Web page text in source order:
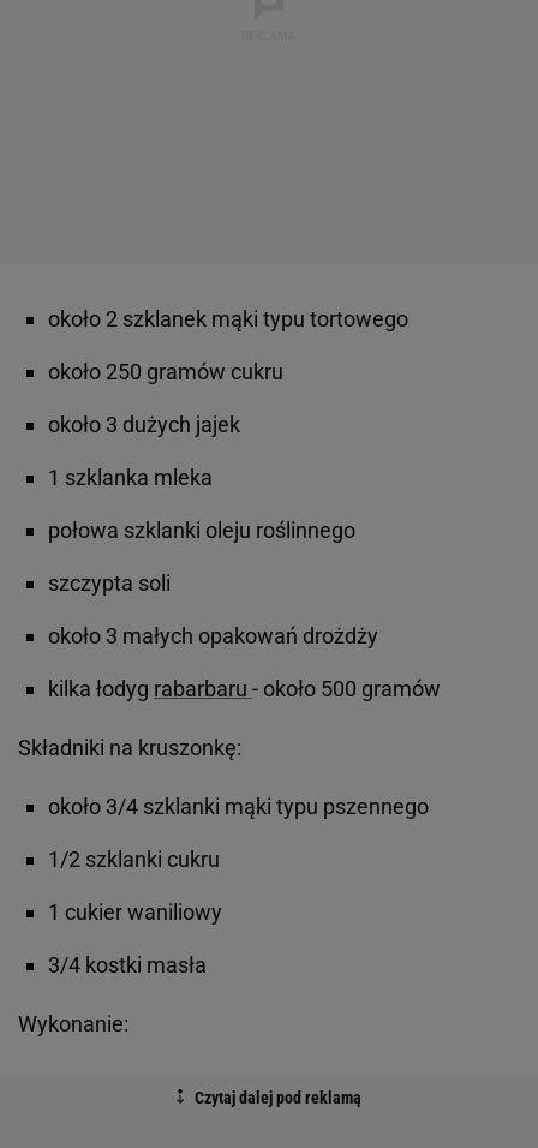
około 2 szklanek mąki typu tortowego
około 250 gramów cukru
około 3 dużych jajek
1 szklanka mleka
połowa szklanki oleju roślinnego
szczypta soli
około 3 małych opakowań drożdży
kilka łodyg rabarbaru - około 500 gramów
Składniki na kruszonkę:
około 3/4 szklanki mąki typu pszennego
1/2 szklanki cukru
1 cukier waniliowy
3/4 kostki masła
Wykonanie: